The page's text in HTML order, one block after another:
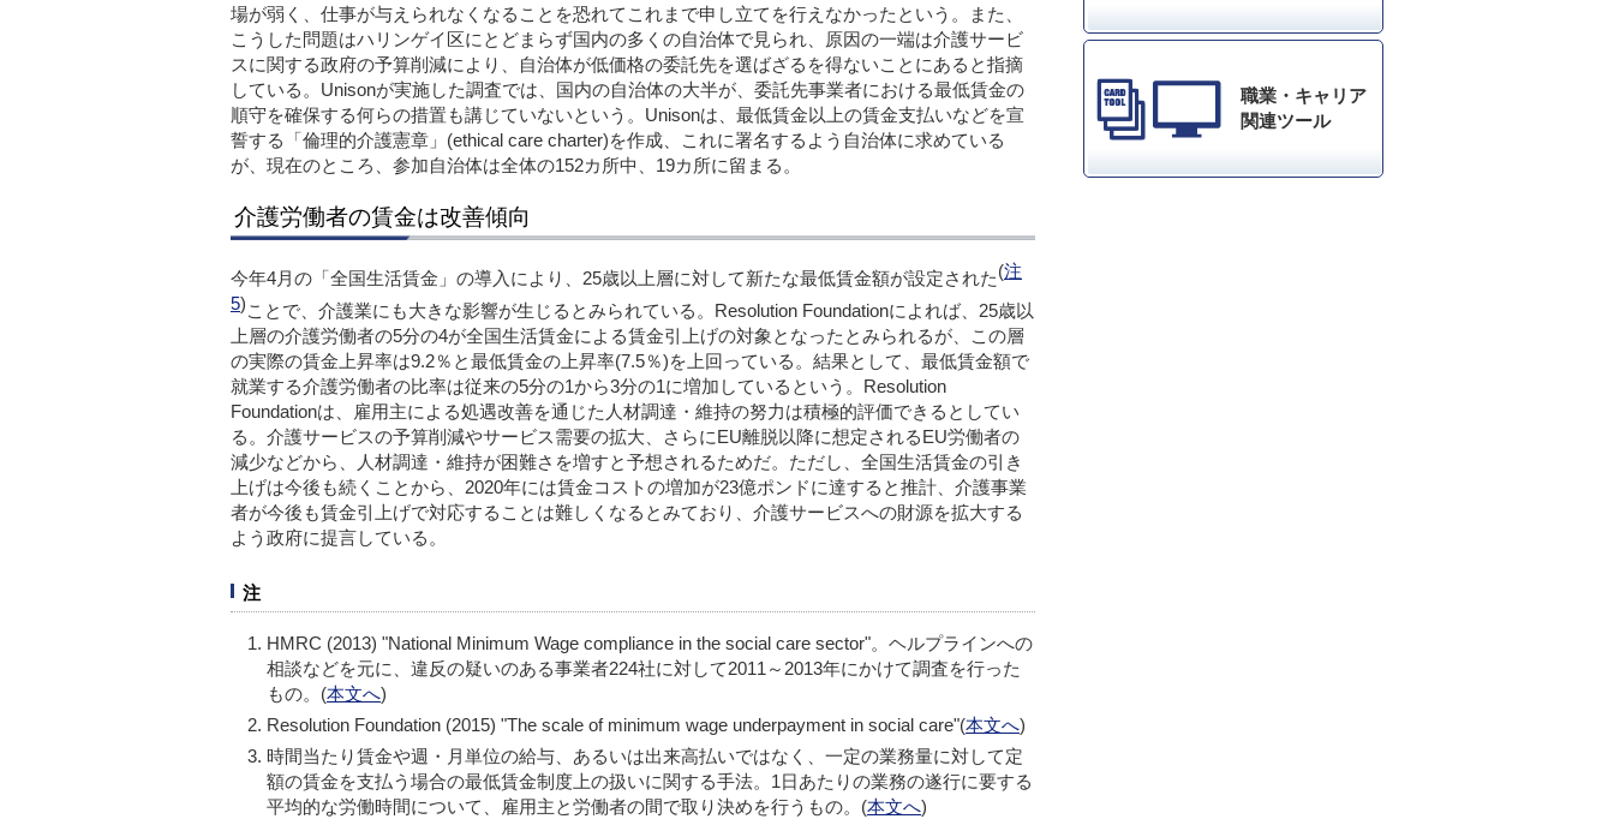
場が弱く、仕事が与えられなくなることを恐れてこれまで申し立てを行えなかったという。また、
こうした問題はハリンゲイ区にとどまらず国内の多くの自治体で見られ、原因の一端は介護サービ
スに関する政府の予算削減により、自治体が低価格の委託先を選ばざるを得ないことにあると指摘
している。 Unisonが実施した調査では、国内の自治体の大半が、委託先事業者における最低賃金の
順守を確保する何らの措置も講じていないという。 Unisonは、最低賃金以上の賃金支払いなどを宣
誓する「倫理的介護憲章」(ethical care charter)を作成、これに署名するよう自治体に求めている
が、現在のところ、参加自治体は全体の152カ所中、19カ所に留まる。
介護労働者の賃金は改善傾向
今年4月の「全国生活賃金」の導入により、25歳以上層に対して新たな最低賃金額が設定された(注
5)ことで、介護業にも大きな影響が生じるとみられている。 Resolution Foundationによれば、25歳以
上層の介護労働者の5分の4が全国生活賃金による賃金引上げの対象となったとみられるが、この層
の実際の賃金上昇率は9.2％と最低賃金の上昇率(7.5％)を上回っている。結果として、最低賃金額で
就業する介護労働者の比率は従来の5分の1から3分の1に増加しているという。 Resolution
Foundationは、雇用主による処遇改善を通じた人材調達・維持の努力は積極的評価できるとしてい
る。介護サービスの予算削減やサービス需要の拡大、さらにEU離脱以降に想定されるEU労働者の
減少などから、人材調達・維持が困難さを増すと予想されるためだ。ただし、全国生活賃金の引き
上げは今後も続くことから、2020年には賃金コストの増加が23億ポンドに達すると推計、介護事業
者が今後も賃金引上げで対応することは難しくなるとみており、介護サービスへの財源を拡大する
よう政府に提言している。
注
HMRC (2013) "National Minimum Wage compliance in the social care sector"。ヘルプラインへの
相談などを元に、違反の疑いのある事業者224社に対して2011～2013年にかけて調査を行った
もの。(本文へ)
Resolution Foundation (2015) "The scale of minimum wage underpayment in social care"(本文へ)
時間当たり賃金や週・月単位の給与、あるいは出来高払いではなく、一定の業務量に対して定
額の賃金を支払う場合の最低賃金制度上の扱いに関する手法。1日あたりの業務の遂行に要する
平均的な労働時間について、雇用主と労働者の間で取り決めを行うもの。(本文へ)
職業・キャリア
関連ツール